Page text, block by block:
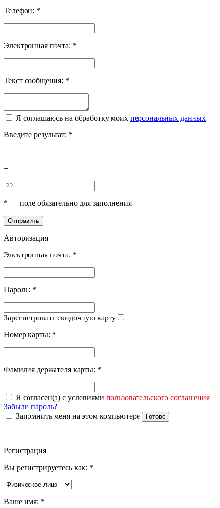
Телефон: *
Электронная почта: *
Текст сообщения: *
Я соглашаюсь на обработку моих персональных данных
Введите результат: *
=
* — поле обязательно для заполнения
Отправить
Авторизация
Электронная почта: *
Пароль: *
Зарегистровать скидочную карту
Номер карты: *
Фамилия держателя карты: *
Я согласен(а) с условиями пользовательского соглашения
Забыли пароль?
Запомнить меня на этом компьютере
Готово
Регистрация
Вы регистрируетесь как: *
Ваше имя: *